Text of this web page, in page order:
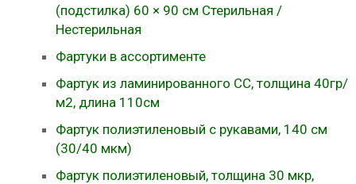
(подстилка) 60 × 90 см Стерильная /
Нестерильная
Фартуки в ассортименте
Фартук из ламинированного СС, толщина 40гр/
м2, длина 110см
Фартук полиэтиленовый с рукавами, 140 см
(30/40 мкм)
Фартук полиэтиленовый, толщина 30 мкр,